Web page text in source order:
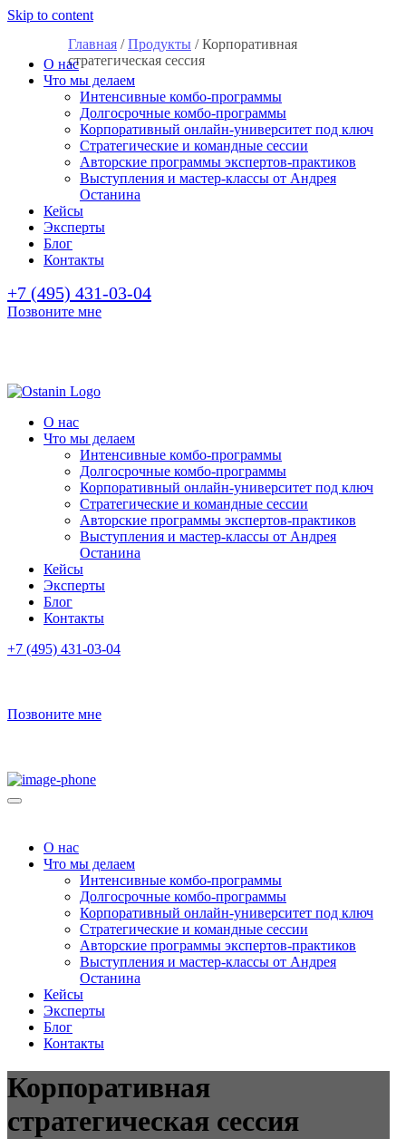
Skip to content
О нас
Что мы делаем
Интенсивные комбо-программы
Долгосрочные комбо-программы
Корпоративный онлайн-университет под ключ
Стратегические и командные сессии
Авторские программы экспертов-практиков
Выступления и мастер-классы от Андрея
Останина
Кейсы
Эксперты
Блог
Контакты
+7 (495) 431-03-04
Позвоните мне
О нас
Что мы делаем
Интенсивные комбо-программы
Долгосрочные комбо-программы
Корпоративный онлайн-университет под ключ
Стратегические и командные сессии
Авторские программы экспертов-практиков
Выступления и мастер-классы от Андрея
Останина
Кейсы
Эксперты
Блог
Контакты
+7 (495) 431-03-04
Позвоните мне
О нас
Что мы делаем
Интенсивные комбо-программы
Долгосрочные комбо-программы
Корпоративный онлайн-университет под ключ
Стратегические и командные сессии
Авторские программы экспертов-практиков
Выступления и мастер-классы от Андрея
Останина
Кейсы
Эксперты
Блог
Контакты
Главная /Продукты /Корпоративная
стратегическая сессия
Корпоративная
стратегическая сессия